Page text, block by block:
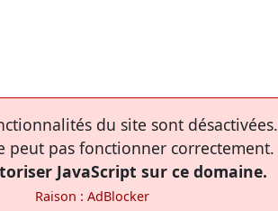
du site sont désactivées.
peut pas fonctionner correctement.
JavaScript sur ce domaine.
Raison : AdBlocker